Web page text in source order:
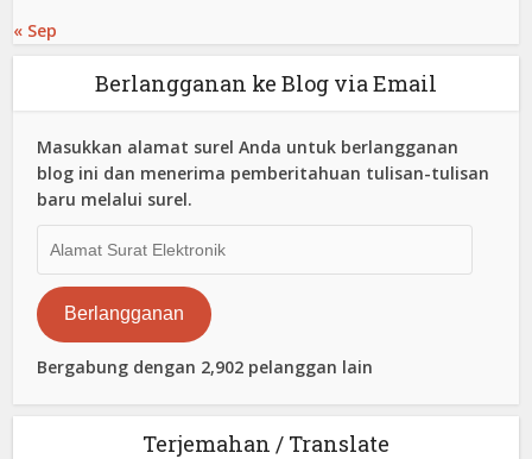
« Sep
Berlangganan ke Blog via Email
Masukkan alamat surel Anda untuk berlangganan
blog ini dan menerima pemberitahuan tulisan-tulisan
baru melalui surel.
Surat
Elektronik
Berlangganan
Bergabung dengan 2,902 pelanggan lain
Terjemahan / Translate